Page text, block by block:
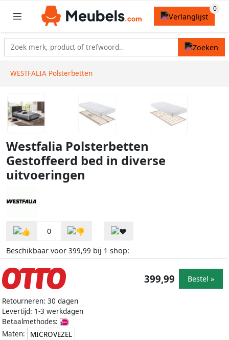
WESTFALIA Polsterbetten
Westfalia Polsterbetten
Gestoffeerd bed in diverse
uitvoeringen
0
Beschikbaar voor 399,99 bij 1 shop:
Retourneren: 30 dagen
Levertijd: 1-3 werkdagen
Betaalmethodes:
Maten:
MICROVEZEL
399,99 Bestel »